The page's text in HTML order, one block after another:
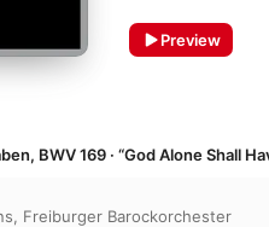
Preview
BWV 169 · “God Alone Shall
, Freiburger Barockorchester